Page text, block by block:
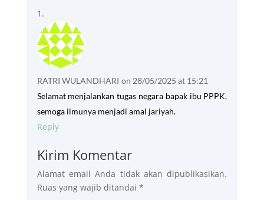
RATRI WULANDHARI on 28/05/2025 at 15:21
Selamat menjalankan tugas negara bapak ibu PPPK,
semoga ilmunya menjadi amal jariyah.
Reply
Kirim Komentar
Alamat email Anda tidak akan dipublikasikan.
Ruas yang wajib ditandai *